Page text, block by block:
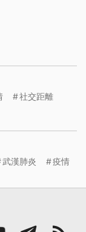
社交距離
武漢肺炎
疫情